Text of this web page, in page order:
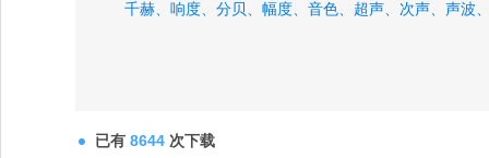
千赫、 响度、 分贝、 幅度、 音色、 超声、 次声、 声波
已有 8644 次下载